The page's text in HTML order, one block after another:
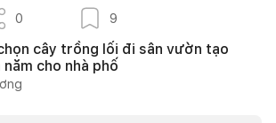
0 9
cây trồng lối đi sân vườn tạo
cho nhà phố